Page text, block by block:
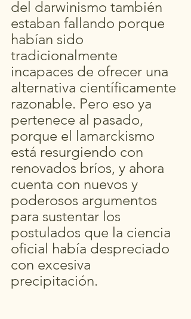
del darwinismo también
estaban fallando porque
habían sido
tradicionalmente
incapaces de ofrecer una
alternativa científicamente
razonable. Pero eso ya
pertenece al pasado,
porque el lamarckismo
está resurgiendo con
renovados bríos, y ahora
cuenta con nuevos y
poderosos argumentos
para sustentar los
postulados que la ciencia
oficial había despreciado
con excesiva
precipitación.